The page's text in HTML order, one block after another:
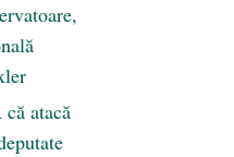
atacă